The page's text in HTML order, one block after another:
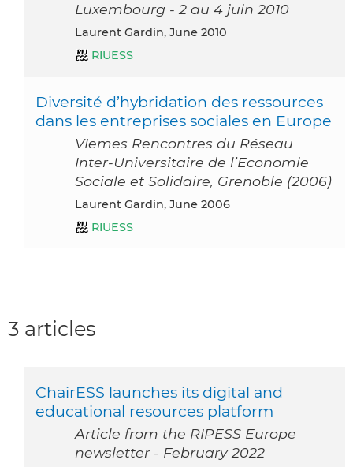
Luxembourg - 2 au 4 juin 2010
Laurent Gardin, June 2010
RIUESS
Diversité d’hybridation des ressources
dans les entreprises sociales en Europe
VIemes Rencontres du Réseau
Inter-Universitaire de l’Economie
Sociale et Solidaire, Grenoble (2006)
Laurent Gardin, June 2006
RIUESS
3 articles
ChairESS launches its digital and
educational resources platform
Article from the RIPESS Europe
newsletter - February 2022